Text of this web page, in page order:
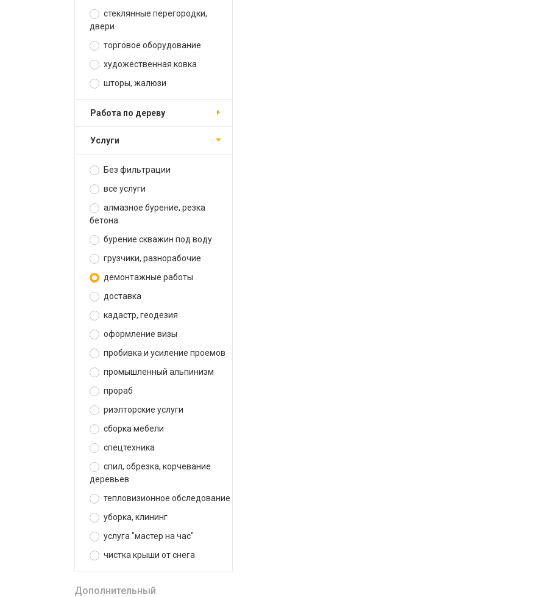
стеклянные перегородки,
двери
торговое оборудование
художественная ковка
шторы, жалюзи
работа по дереву
услуги
Без фильтрации
все услуги
алмазное бурение, резка
бетона
бурение скважин под воду
грузчики, разнорабочие
демонтажные работы
доставка
кадастр, геодезия
оформление визы
пробивка и усиление проемов
промышленный альпинизм
прораб
риэлторские услуги
сборка мебели
спецтехника
спил, обрезка, корчевание
деревьев
тепловизионное обследование
уборка, клининг
услуга "мастер на час"
чистка крыши от снега
Дополнительный